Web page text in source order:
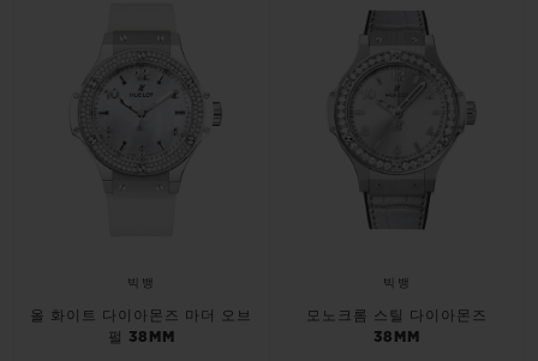
빅뱅
올 화이트 다이아몬즈 마더 오브
펄 38MM
빅뱅
모노크롬 스틸 다이아몬즈
38MM